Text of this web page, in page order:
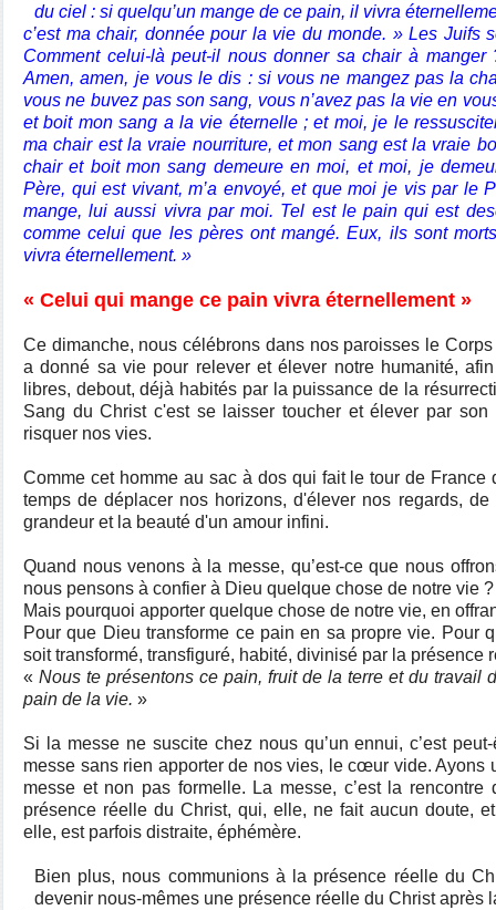
du ciel : si quelqu’un mange de ce pain, il vivra
c’est ma chair, donnée pour la vie du monde. » Les Juifs
Comment celui-là peut-il nous donner sa chair à
Amen, amen, je vous le dis : si vous ne mangez pas la
vous ne buvez pas son sang, vous n’avez pas la vie en
et boit mon sang a la vie éternelle ; et moi, je le
ma chair est la vraie nourriture, et mon sang est la vraie
chair et boit mon sang demeure en moi, et moi, je
Père, qui est vivant, m’a envoyé, et que moi je vis par le
mange, lui aussi vivra par moi. Tel est le pain qui est
comme celui que les pères ont mangé. Eux, ils sont
vivra éternellement. »
« Celui qui mange ce pain vivra éternellement »
Ce dimanche, nous célébrons dans nos paroisses le
a donné sa vie pour relever et élever notre humanité,
libres, debout, déjà habités par la puissance de la
Sang du Christ c'est se laisser toucher et élever par
risquer nos vies.
Comme cet homme au sac à dos qui fait le tour de France
temps de déplacer nos horizons, d'élever nos regards,
grandeur et la beauté d'un amour infini.
Quand nous venons à la messe, qu’est-ce que nous
nous pensons à confier à Dieu quelque chose de notre vie
Mais pourquoi apporter quelque chose de notre vie, en
Pour que Dieu transforme ce pain en sa propre vie. Pour
soit transformé, transfiguré, habité, divinisé par la présence
« Nous te présentons ce pain, fruit de la terre et du travail
pain de la vie. »
Si la messe ne suscite chez nous qu’un ennui, c’est
messe sans rien apporter de nos vies, le cœur vide. Ayons
messe et non pas formelle. La messe, c’est la
présence réelle du Christ, qui, elle, ne fait aucun doute,
elle, est parfois distraite, éphémère.
Bien plus, nous communions à la présence réelle du
devenir nous-mêmes une présence réelle du Christ après